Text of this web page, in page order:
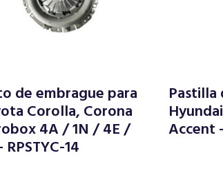
de embrague para
Corolla, Corona
4A / 1N / 4E /
RPSTYC-14
Pastilla
Accent